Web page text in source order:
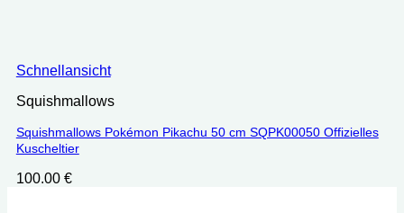
Schnellansicht
Squishmallows
Squishmallows Pokémon Pikachu 50 cm SQPK00050 Offizielles
Kuscheltier
100.00 €